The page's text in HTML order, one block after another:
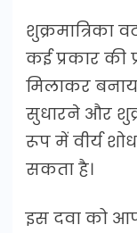
शुक्रमात्रिका
कई प्रकार की
मिलाकर
सुधारने और
रूप में वीर्य
सकता है।
इस दवा को